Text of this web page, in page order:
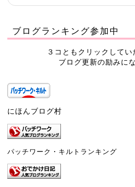
ブログランキング参加中
３コともクリックしてい
ブログ更新の励みに
にほんブログ村
パッチワーク・キルトランキング